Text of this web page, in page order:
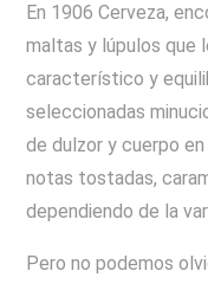
En 1906 Cerveza,
maltas y lúpulos que
característico y
seleccionadas
de dulzor y cuerpo
notas tostadas,
dependiendo de la
Pero no podemos